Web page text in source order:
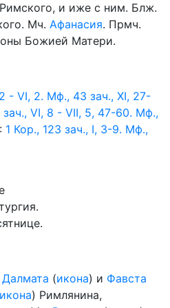
и иже с ним. Блж.
Мч. Афанасия. Прмч.
Божией Матери.
- VI, 2. Мф., 43 зач., XI, 27-
зач., VI, 8 - VII, 5, 47-60. Мф.,
1 Кор., 123 зач., I, 3-9. Мф.,
Далмата (икона) и Фавста
икона) Римлянина,